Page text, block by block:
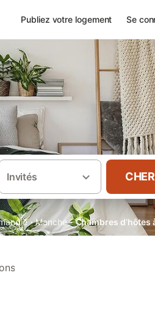
Publiez votre logement Se
Invités
· Manche · Chambres d’hôtes